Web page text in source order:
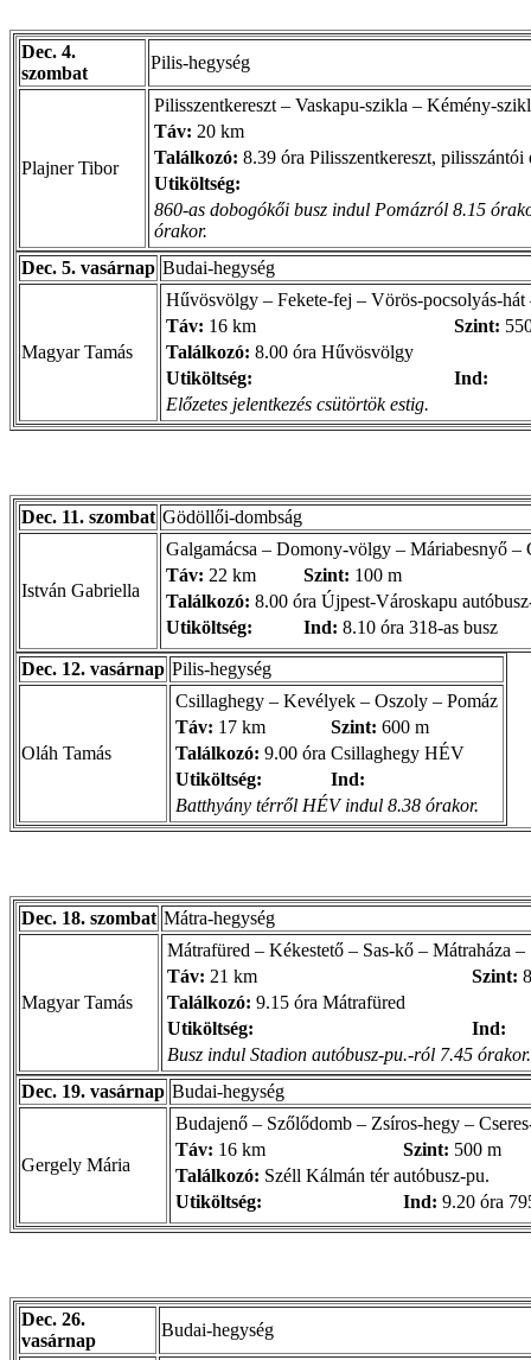
Dec. 4.
szombat
Pilis-hegység
Plajner Tibor
Pilisszentkereszt – Vaskapu-szikla – Kémény-
Táv: 20 km
Találkozó: 8.39 óra Pilisszentkereszt, pilisszántói
Utiköltség:
860-as dobogókői busz indul Pomázról 8.15
órakor.
Dec. 5. vasárnap Budai-hegység
Magyar Tamás
Hűvösvölgy – Fekete-fej – Vörös-pocsolyás-
Táv: 16 km Szint:
Találkozó: 8.00 óra Hűvösvölgy
Utiköltség:
Ind:
Előzetes jelentkezés csütörtök estig.
Dec. 11. szombat Gödöllői-dombság
István Gabriella
Galgamácsa – Domony-völgy – Máriabesnyő –
Táv: 22 km Szint: 100 m
Találkozó: 8.00 óra Újpest-Városkapu
Utiköltség:
Ind: 8.10 óra 318-as busz
Dec. 12. vasárnap Pilis-hegység
Oláh Tamás
Csillaghegy – Kevélyek – Oszoly – Pomáz
Táv: 17 km Szint: 600 m
Találkozó: 9.00 óra Csillaghegy HÉV
Utiköltség:
Ind:
Batthyány térről HÉV indul 8.38 órakor.
Dec. 18. szombat Mátra-hegység
Magyar Tamás
Mátrafüred – Kékestető – Sas-kő – Mátraháza
Táv: 21 km Szint:
Találkozó: 9.15 óra Mátrafüred
Utiköltség:
Ind:
Busz indul Stadion autóbusz-pu.-ról 7.45
Dec. 19. vasárnap Budai-hegység
Gergely Mária
Budajenő – Szőlődomb – Zsíros-hegy –
Táv: 16 km Szint: 500 m
Találkozó: Széll Kálmán tér autóbusz-pu.
Utiköltség:
Ind: 9.20 óra
Dec. 26.
vasárnap
Budai-hegység